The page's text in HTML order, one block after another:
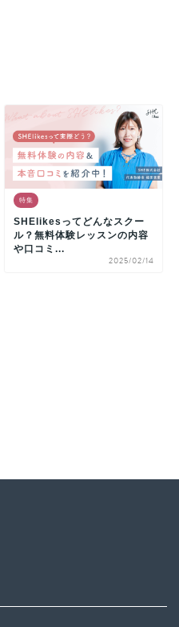
特集
SHElikesってどんなスクー
ル？無料体験レッスンの内容
や口コミ...
2025/02/14